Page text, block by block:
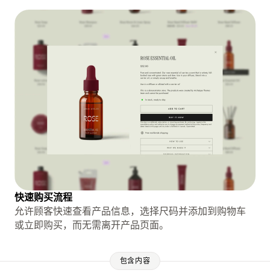
快速购买流程
允许顾客快速查看产品信息，选择尺码并添加到购物车
或立即购买，而无需离开产品页面。
包含内容